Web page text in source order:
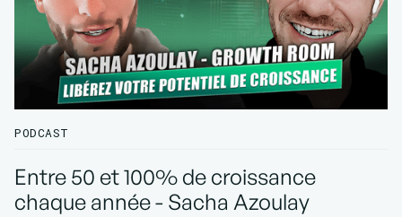
PODCAST
Entre 50 et 100% de croissance
chaque année - Sacha Azoulay